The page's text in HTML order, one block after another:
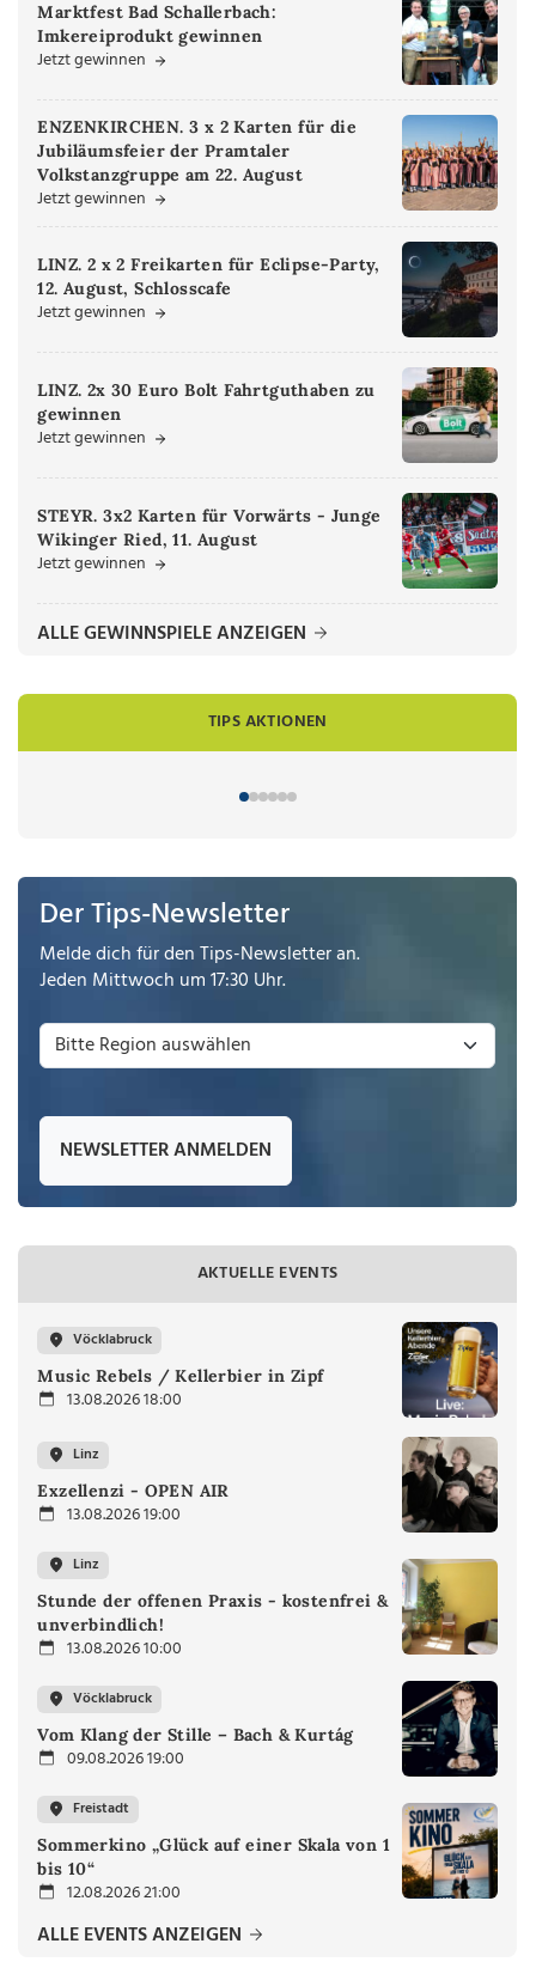
Marktfest Bad Schallerbach:
Imkereiprodukt gewinnen
Jetzt gewinnen
ENZENKIRCHEN. 3 x 2 Karten für die
Jubiläumsfeier der Pramtaler
Volkstanzgruppe am 22. August
Jetzt gewinnen
LINZ. 2 x 2 Freikarten für Eclipse-Party,
12. August, Schlosscafe
Jetzt gewinnen
LINZ. 2x 30 Euro Bolt Fahrtguthaben zu
gewinnen
Jetzt gewinnen
STEYR. 3x2 Karten für Vorwärts - Junge
Wikinger Ried, 11. August
Jetzt gewinnen
ALLE GEWINNSPIELE ANZEIGEN
TIPS AKTIONEN
Der Tips-Newsletter
Melde dich für den Tips-Newsletter an.
Jeden Mittwoch um 17:30 Uhr.
NEWSLETTER ANMELDEN
AKTUELLE EVENTS
Vöcklabruck
Music Rebels / Kellerbier in Zipf
13.08.2026 18:00
Linz
Exzellenzi - OPEN AIR
13.08.2026 19:00
Linz
Stunde der offenen Praxis - kostenfrei &
unverbindlich!
13.08.2026 10:00
Vöcklabruck
Vom Klang der Stille – Bach & Kurtág
09.08.2026 19:00
Freistadt
Sommerkino „Glück auf einer Skala von 1
bis 10“
12.08.2026 21:00
ALLE EVENTS ANZEIGEN